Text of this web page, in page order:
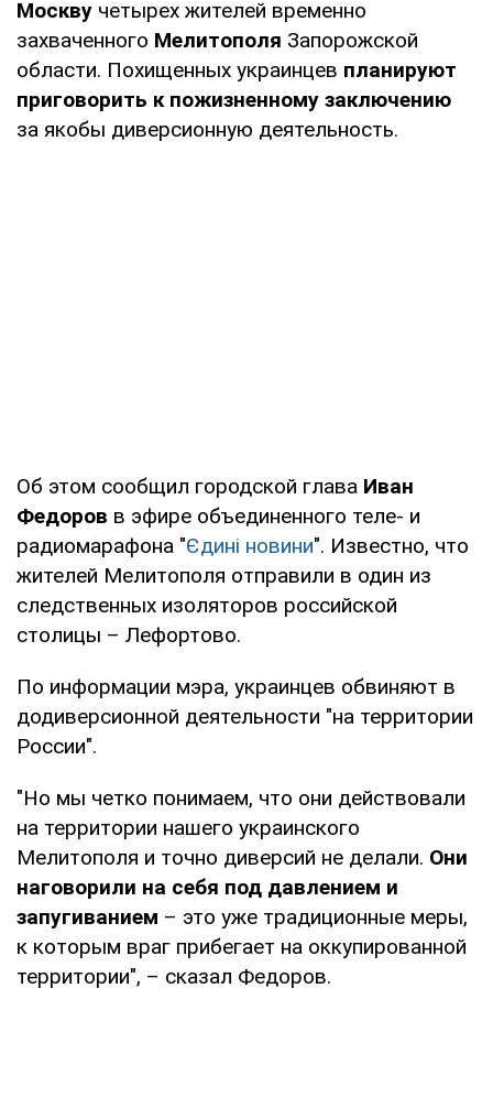
Москву четырех жителей временно
захваченного Мелитополя Запорожской
области. Похищенных украинцев планируют
приговорить к пожизненному заключению
за якобы диверсионную деятельность.
Об этом сообщил городской глава Иван
Федоров в эфире объединенного теле- и
радиомарафона "Єдині новини". Известно, что
жителей Мелитополя отправили в один из
следственных изоляторов российской
столицы – Лефортово.
По информации мэра, украинцев обвиняют в
додиверсионной деятельности "на территории
России".
"Но мы четко понимаем, что они действовали
на территории нашего украинского
Мелитополя и точно диверсий не делали. Они
наговорили на себя под давлением и
запугиванием – это уже традиционные меры,
к которым враг прибегает на оккупированной
территории", – сказал Федоров.